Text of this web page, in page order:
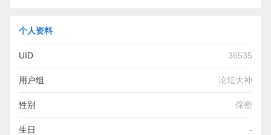
个人资料
UID 36535
用户组 论坛大神
性别 保密
生日 -